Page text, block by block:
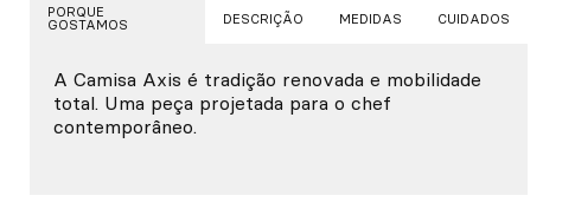
PORQUE
GOSTAMOS DESCRIÇÃO MEDIDAS CUIDADOS
A Camisa Axis é tradição renovada e mobilidade
total. Uma peça projetada para o chef
contemporâneo.